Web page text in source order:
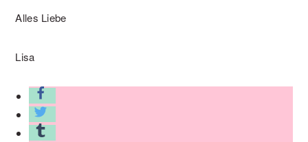
Alles Liebe
Lisa